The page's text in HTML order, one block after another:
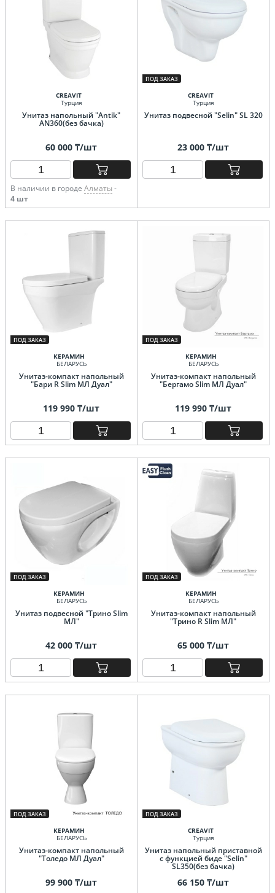
CREAVIT
Турция
Унитаз напольный "Antik"
AN360(без бачка)
60 000 ₸/шт
В наличии в городе Алматы -
4 шт
ПОД ЗАКАЗ
CREAVIT
Турция
Унитаз подвесной "Selin" SL 320
23 000 ₸/шт
ПОД ЗАКАЗ
КЕРАМИН
БЕЛАРУСЬ
Унитаз-компакт напольный
"Бари R Slim МЛ Дуал"
119 990 ₸/шт
ПОД ЗАКАЗ
КЕРАМИН
БЕЛАРУСЬ
Унитаз-компакт напольный
"Бергамо Slim МЛ Дуал"
119 990 ₸/шт
ПОД ЗАКАЗ
КЕРАМИН
БЕЛАРУСЬ
Унитаз подвесной "Трино Slim
МЛ"
42 000 ₸/шт
ПОД ЗАКАЗ
КЕРАМИН
БЕЛАРУСЬ
Унитаз-компакт напольный
"Трино R Slim МЛ"
65 000 ₸/шт
ПОД ЗАКАЗ
КЕРАМИН
БЕЛАРУСЬ
Унитаз-компакт напольный
"Толедо МЛ Дуал"
99 900 ₸/шт
ПОД ЗАКАЗ
CREAVIT
Турция
Унитаз напольный приставной
с функцией биде "Selin"
SL350(без бачка)
66 150 ₸/шт